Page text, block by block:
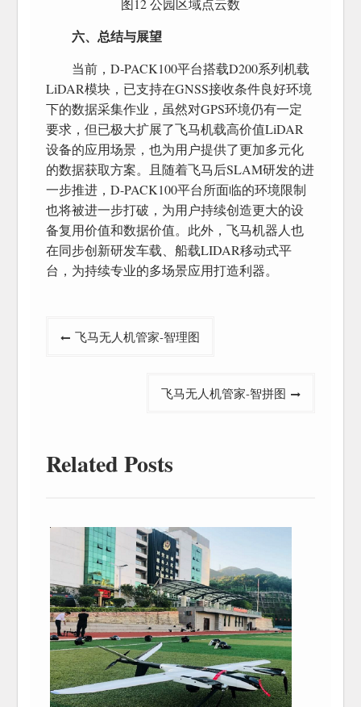
图12 公园区域点云数
六、总结与展望
当前，D-PACK100平台搭载D200系列机载
LiDAR模块，已支持在GNSS接收条件良好环境
下的数据采集作业，虽然对GPS环境仍有一定
要求，但已极大扩展了飞马机载高价值LiDAR
设备的应用场景，也为用户提供了更加多元化
的数据获取方案。且随着飞马后SLAM研发的进
一步推进，D-PACK100平台所面临的环境限制
也将被进一步打破，为用户持续创造更大的设
备复用价值和数据价值。此外，飞马机器人也
在同步创新研发车载、船载LIDAR移动式平
台，为持续专业的多场景应用打造利器。
飞马无人机管家-智理图
飞马无人机管家-智拼图
Related Posts